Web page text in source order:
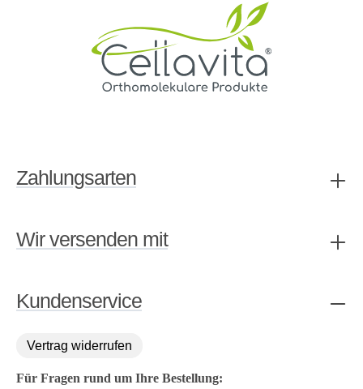
Zahlungsarten
Wir versenden mit
Kundenservice
Vertrag widerrufen
Für Fragen rund um Ihre Bestellung: